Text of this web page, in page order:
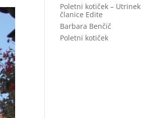
Poletni kotiček – Utrinek
članice Edite
Barbara Benčič
Poletni kotiček